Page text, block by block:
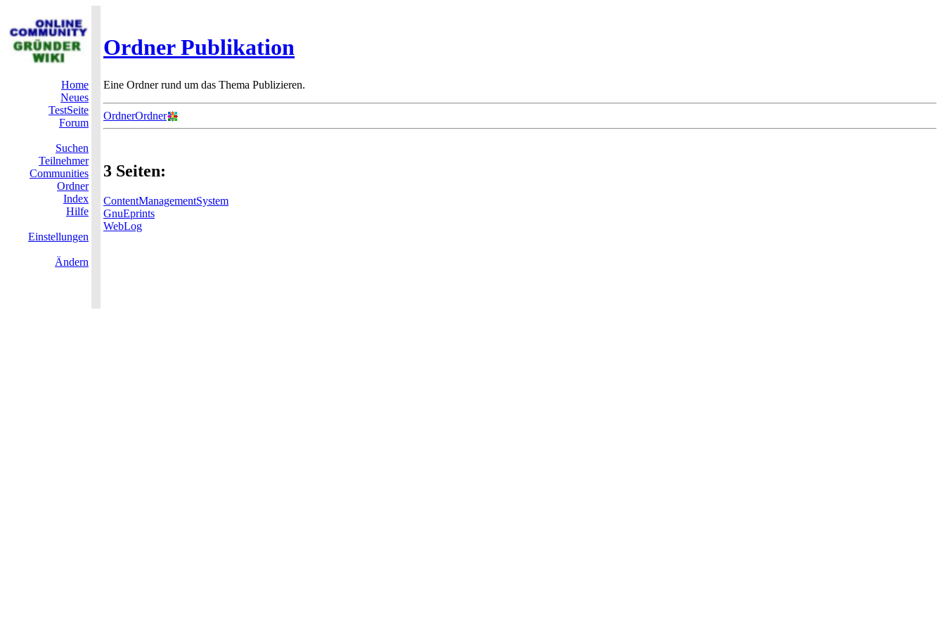
Ordner Publikation
Home
Neues
TestSeite
Forum
Suchen
Teilnehmer
Communities
Ordner
Index
Hilfe
Einstellungen
Ändern
Eine Ordner rund um das Thema Publizieren.
OrdnerOrdner
3 Seiten:
ContentManagementSystem
GnuEprints
WebLog